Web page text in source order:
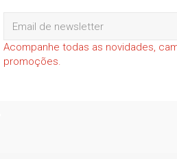
Acompanhe todas as novidades,
promoções.